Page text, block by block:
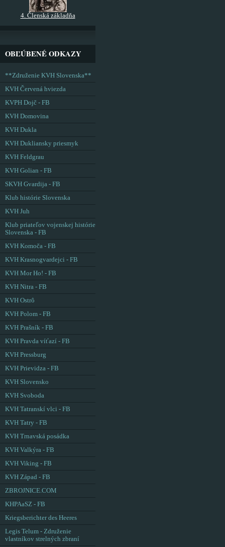
4. Členská základňa
OBĽÚBENÉ ODKAZY
**Združenie KVH Slovenska**
KVH Červená hviezda
KVPH Dojč - FB
KVH Domovina
KVH Dukla
KVH Dukliansky priesmyk
KVH Feldgrau
KVH Golian - FB
SKVH Gvardija - FB
Klub histórie Slovenska
KVH Juh
Klub priateľov vojenskej histórie
Slovenska - FB
KVH Komoča - FB
KVH Krasnogvardejci - FB
KVH Mor Ho! - FB
KVH Nitra - FB
KVH Ostrô
KVH Polom - FB
KVH Prašník - FB
KVH Pravda víťazí - FB
KVH Pressburg
KVH Prievidza - FB
KVH Slovensko
KVH Svoboda
KVH Tatranskí vlci - FB
KVH Tatry - FB
KVH Trnavská posádka
KVH Valkýra - FB
KVH Viking - FB
KVH Západ - FB
ZBROJNICE.COM
KHPAaSZ - FB
Kriegsberichter des Heeres
Legis Telum - Združenie
vlastníkov strelných zbraní